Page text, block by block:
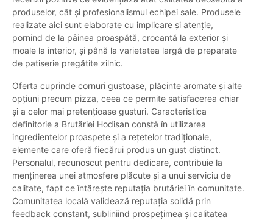
produselor, cât și profesionalismul echipei sale. Produsele
realizate aici sunt elaborate cu implicare și atenție,
pornind de la pâinea proaspătă, crocantă la exterior și
moale la interior, și până la varietatea largă de preparate
de patiserie pregătite zilnic.
Oferta cuprinde cornuri gustoase, plăcinte aromate și alte
opțiuni precum pizza, ceea ce permite satisfacerea chiar
și a celor mai pretențioase gusturi. Caracteristica
definitorie a Brutăriei Hodisan constă în utilizarea
ingredientelor proaspete și a rețetelor tradiționale,
elemente care oferă fiecărui produs un gust distinct.
Personalul, recunoscut pentru dedicare, contribuie la
menținerea unei atmosfere plăcute și a unui serviciu de
calitate, fapt ce întărește reputația brutăriei în comunitate.
Comunitatea locală validează reputația solidă prin
feedback constant, subliniind prospețimea și calitatea